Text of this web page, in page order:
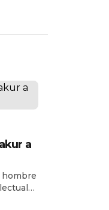
a
hombre